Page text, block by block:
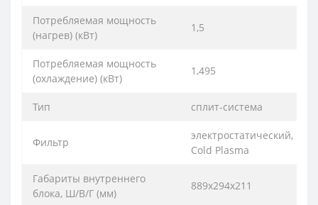
Потребляемая мощность
(нагрев) (кВт)
1,5
Потребляемая мощность
(охлаждение) (кВт)
1,495
Тип сплит-система
Фильтр
электростатический,
Cold Plasma
Габариты внутреннего
блока, Ш/В/Г (мм)
889x294x211